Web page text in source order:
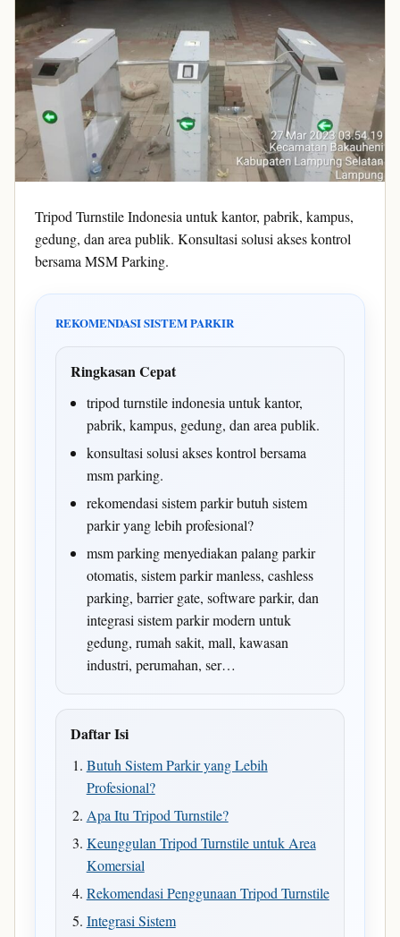
Tripod Turnstile Indonesia untuk kantor, pabrik, kampus,
gedung, dan area publik. Konsultasi solusi akses kontrol
bersama MSM Parking.
REKOMENDASI SISTEM PARKIR
Ringkasan Cepat
tripod turnstile indonesia untuk kantor,
pabrik, kampus, gedung, dan area publik.
konsultasi solusi akses kontrol bersama
msm parking.
rekomendasi sistem parkir butuh sistem
parkir yang lebih profesional?
msm parking menyediakan palang parkir
otomatis, sistem parkir manless, cashless
parking, barrier gate, software parkir, dan
integrasi sistem parkir modern untuk
gedung, rumah sakit, mall, kawasan
industri, perumahan, ser…
Daftar Isi
Butuh Sistem Parkir yang Lebih
Profesional?
Apa Itu Tripod Turnstile?
Keunggulan Tripod Turnstile untuk Area
Komersial
Rekomendasi Penggunaan Tripod Turnstile
Integrasi Sistem